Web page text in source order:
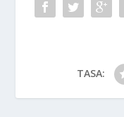
TASA: